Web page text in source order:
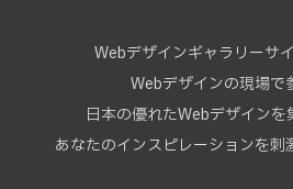
Webデザインギャラリーサ
Webデザインの現場で
日本の優れたWebデザインを
あなたのインスピレーションを刺